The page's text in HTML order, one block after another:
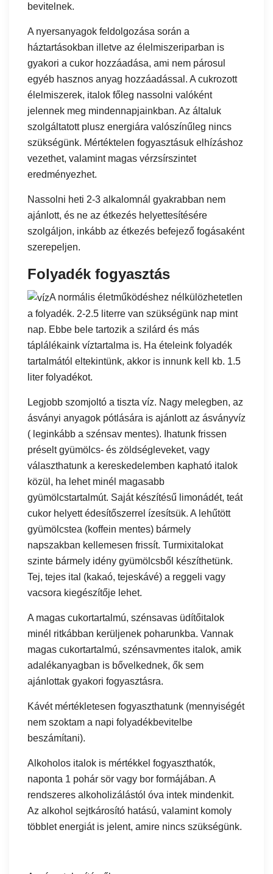
bevitelnek.
A nyersanyagok feldolgozása során a
háztartásokban illetve az élelmiszeriparban is
gyakori a cukor hozzáadása, ami nem párosul
egyéb hasznos anyag hozzáadással. A cukrozott
élelmiszerek, italok főleg nassolni valóként
jelennek meg mindennapjainkban. Az általuk
szolgáltatott plusz energiára valószínűleg nincs
szükségünk. Mértéktelen fogyasztásuk elhízáshoz
vezethet, valamint magas vérzsírszintet
eredményezhet.
Nassolni heti 2-3 alkalomnál gyakrabban nem
ajánlott, és ne az étkezés helyettesítésére
szolgáljon, inkább az étkezés befejező fogásaként
szerepeljen.
Folyadék fogyasztás
A normális életműködéshez nélkülözhetetlen
a folyadék. 2-2.5 literre van szükségünk nap mint
nap. Ebbe bele tartozik a szilárd és más
táplálékaink víztartalma is. Ha ételeink folyadék
tartalmától eltekintünk, akkor is innunk kell kb. 1.5
liter folyadékot.
Legjobb szomjoltó a tiszta víz. Nagy melegben, az
ásványi anyagok pótlására is ajánlott az ásványvíz
( leginkább a szénsav mentes). Ihatunk frissen
préselt gyümölcs- és zöldségleveket, vagy
választhatunk a kereskedelemben kapható italok
közül, ha lehet minél magasabb
gyümölcstartalmút. Saját készítésű limonádét, teát
cukor helyett édesítőszerrel ízesítsük. A lehűtött
gyümölcstea (koffein mentes) bármely
napszakban kellemesen frissít. Turmixitalokat
szinte bármely idény gyümölcsből készíthetünk.
Tej, tejes ital (kakaó, tejeskávé) a reggeli vagy
vacsora kiegészítője lehet.
A magas cukortartalmú, szénsavas üdítőitalok
minél ritkábban kerüljenek poharunkba. Vannak
magas cukortartalmú, szénsavmentes italok, amik
adalékanyagban is bővelkednek, ők sem
ajánlottak gyakori fogyasztásra.
Kávét mértékletesen fogyaszthatunk (mennyiségét
nem szoktam a napi folyadékbevitelbe
beszámítani).
Alkoholos italok is mértékkel fogyaszthatók,
naponta 1 pohár sör vagy bor formájában. A
rendszeres alkoholizálástól óva intek mindenkit.
Az alkohol sejtkárosító hatású, valamint komoly
többlet energiát is jelent, amire nincs szükségünk.